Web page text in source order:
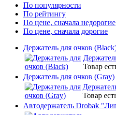
По популярности
По рейтингу
По цене, сначала недорогие
По цене, сначала дорогие
Держатель для очков
Товар
Держатель для очков (Gray)
Товар
Автодержатель Drobak